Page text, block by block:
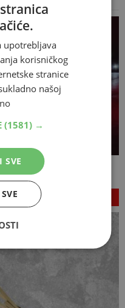
na M-17
upotrebljava
korisničkog
stranice
našoj
(1581) →
SVE